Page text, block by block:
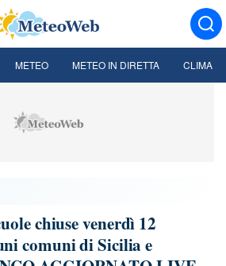
METEO METEO IN DIRETTA CLIMA
chiuse venerdì 12
comuni di Sicilia e